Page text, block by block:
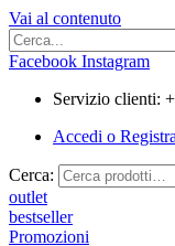
Vai al contenuto
Facebook Instagram
Servizio clienti:
Accedi o
Cerca:
outlet
bestseller
Promozioni